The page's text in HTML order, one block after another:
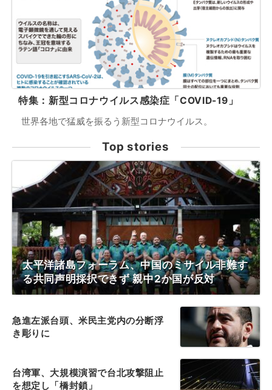
特集：新型コロナウイルス感染症「COVID-19」
世界各地で猛威を振るう新型コロナウイルス。
Top stories
太平洋諸島フォーラム、中国のミサイル非難す
る共同声明採択できず 親中2か国が反対
急進左派台頭、米民主党内の分断浮
き彫りに
台湾軍、大規模演習で台北攻撃阻止
を想定し「橋封鎖」